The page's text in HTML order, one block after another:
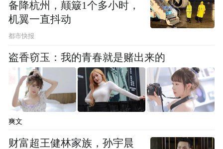
备降杭州，颠簸1个多小时，
机翼一直抖动
都市快报
盗香窃玉：我的青春就是赌出来的
爽文
财富超王健林家族，孙宇晨